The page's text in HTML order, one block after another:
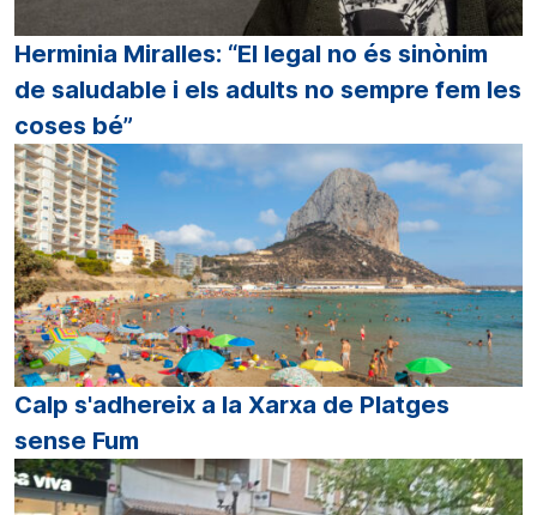
Herminia Miralles: “El legal no és sinònim
de saludable i els adults no sempre fem les
coses bé”
Calp s'adhereix a la Xarxa de Platges
sense Fum